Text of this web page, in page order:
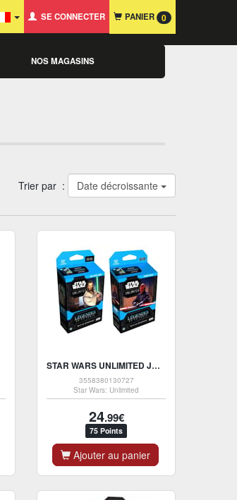
SE CONNECTER PANIER 0
NOS MAGASINS
Trier par : Date décroissante
STAR WARS UNLIMITED JCC - DECK DE DÉMARRAGE LÉGENDES DE LA FORCE QUI-GON JINN ET DARK MAUL (1X DECK ALÉATOIRE) - FR
3558380130727
Star Wars: Unlimited
24.99€
75 Points
Ajouter au panier